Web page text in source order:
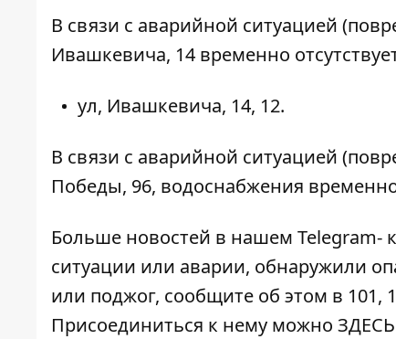
В связи с аварийной ситуацией
Ивашкевича, 14 временно
ул, Ивашкевича, 14, 12.
В связи с аварийной ситуацией
Победы, 96, водоснабжения временно
Больше новостей в нашем Telegram-
ситуации или аварии, обнаружили
или поджог, сообщите об этом в 101,
Присоединиться к нему можно ЗДЕСЬ